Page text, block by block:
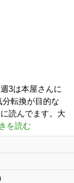
3は本屋さんに
転換が目的な
読んでます。大
を読む